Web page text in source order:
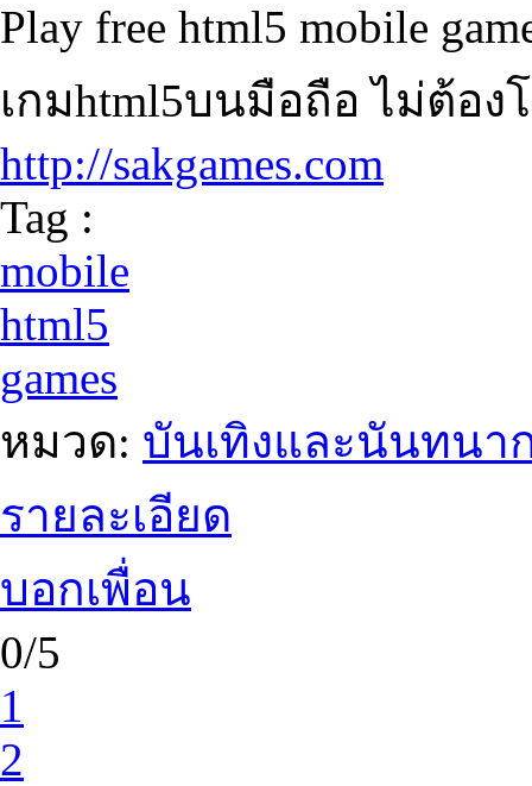
Play free html5 mobile
เกมhtml5บนมือถือ ไม่ต้อ
http://sakgames.com
Tag :
mobile
html5
games
หมวด: บันเทิงและนันทนา
รายละเอียด
บอกเพื่อน
0/5
1
2